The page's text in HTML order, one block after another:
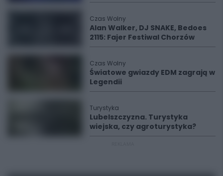
Czas Wolny
Alan Walker, DJ SNAKE, Bedoes
2115: Fajer Festiwal Chorzów
Czas Wolny
Światowe gwiazdy EDM zagrają w
Legendii
Turystyka
Lubelszczyzna. Turystyka
wiejska, czy agroturystyka?